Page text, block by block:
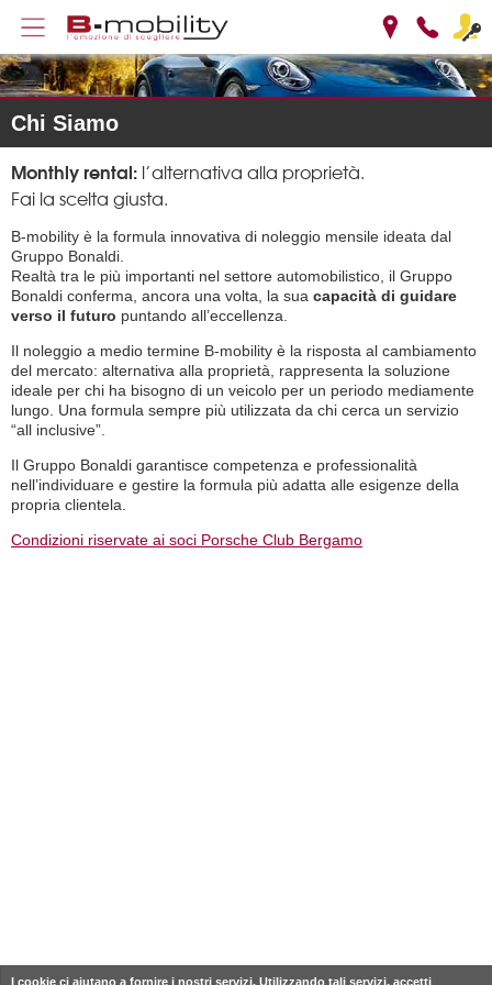
I cookie ci aiutano a fornire i nostri servizi. Utilizzando tali servizi, accetti
Chi Siamo
Monthly rental: l’alternativa alla proprietà.
Fai la scelta giusta.
B-mobility è la formula innovativa di noleggio mensile ideata dal
Gruppo Bonaldi.
Realtà tra le più importanti nel settore automobilistico, il Gruppo
Bonaldi conferma, ancora una volta, la sua capacità di guidare
verso il futuro puntando all’eccellenza.
Il noleggio a medio termine B-mobility è la risposta al cambiamento
del mercato: alternativa alla proprietà, rappresenta la soluzione
ideale per chi ha bisogno di un veicolo per un periodo mediamente
lungo. Una formula sempre più utilizzata da chi cerca un servizio
“all inclusive”.
Il Gruppo Bonaldi garantisce competenza e professionalità
nell’individuare e gestire la formula più adatta alle esigenze della
propria clientela.
Condizioni riservate ai soci Porsche Club Bergamo